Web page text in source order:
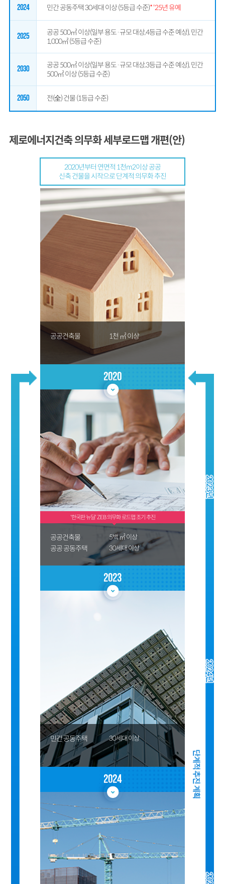
2024 민간 공동주택 30세대 이상 (5등급 수준)* '25년 유예
2025
공공 500㎡ 이상(일부 용도·규모 대상,4등급 수준 예상), 민간
1,000㎡ (5등급 수준)
2030
공공 500㎡ 이상(일부 용도·규모 대상,3등급 수준 예상), 민간
500㎡ 이상 (5등급 수준)
2050 전(全) 건물 (1등급 수준)
제로에너지건축 의무화 세부로드맵 개편(안)
2020년부터 연면적 1천m2이상 공공
신축 건물을 시작으로 단계적 의무화 추진
공공건축물 1천 ㎡ 이상
2020
'한국판 뉴딜' ZEB 의무화 로드맵 조기 추진
공공건축물 5백 ㎡ 이상
공공 공동주택 30세대 이상
2023
민간 공동주택 30세대 이상
2024